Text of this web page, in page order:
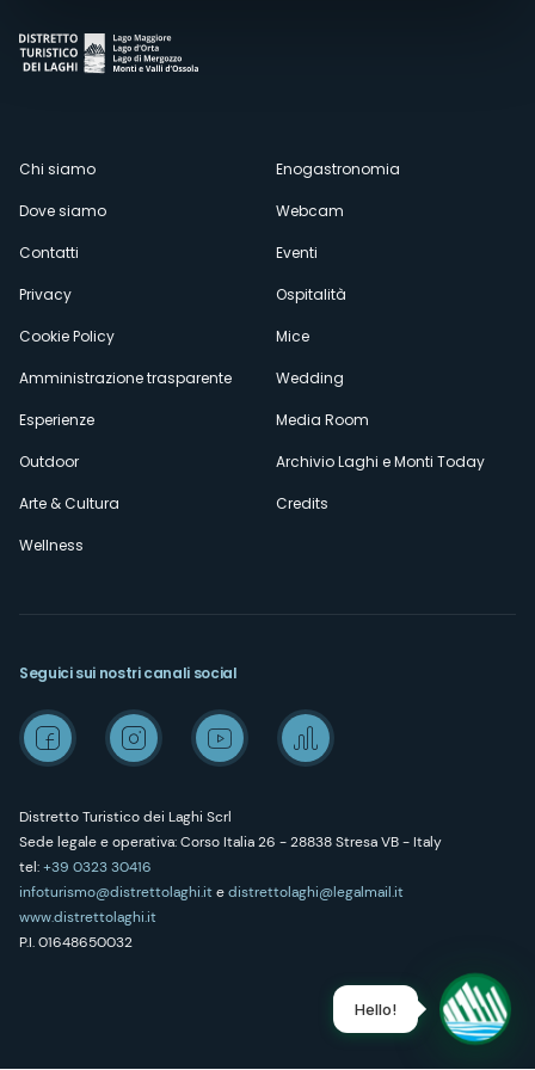
Menù
secondario
Chi siamo
Dove siamo
Contatti
Privacy
Cookie Policy
Amministrazione trasparente
Esperienze
Outdoor
Arte & Cultura
Wellness
Enogastronomia
Webcam
Eventi
Ospitalità
Mice
Wedding
Media Room
Archivio Laghi e Monti Today
Credits
Distretto Turistico dei Laghi Scrl
Sede legale e operativa: Corso Italia 26 - 28838 Stresa VB - Italy
tel:+39 0323 30416
infoturismo@distrettolaghi.itedistrettolaghi@legalmail.it
www.distrettolaghi.it
P.I. 01648650032
Seguici sui nostri canali social